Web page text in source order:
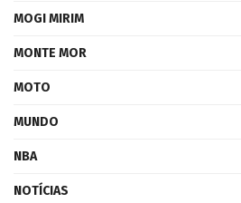
MOGI MIRIM
MONTE MOR
MOTO
MUNDO
NBA
NOTÍCIAS